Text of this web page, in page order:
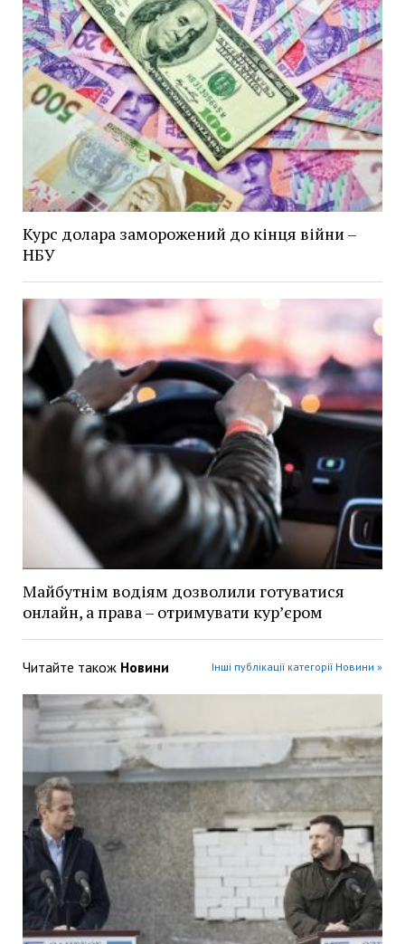
Курс долара заморожений до кінця війни –
НБУ
Майбутнім водіям дозволили готуватися
онлайн, а права – отримувати кур’єром
Читайте також Новини Інші публікації категорії Новини »